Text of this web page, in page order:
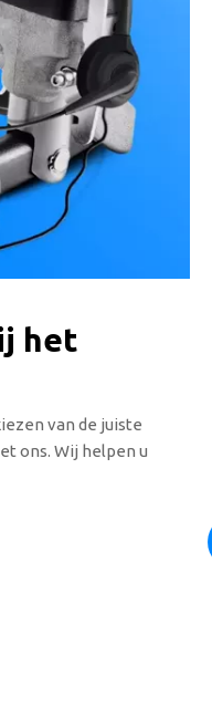
het
van de juiste
ons. Wij helpen u